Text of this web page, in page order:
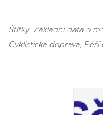
Štítky: Základní data o
Cyklistická doprava, Pěší